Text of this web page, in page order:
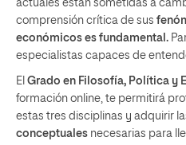
actuales están sometidas a
comprensión crítica de sus
económicos es fundamental.
especialistas capaces de
El Grado en Filosofía, Política y
formación online, te permitirá
estas tres disciplinas y adquirir
conceptuales necesarias para